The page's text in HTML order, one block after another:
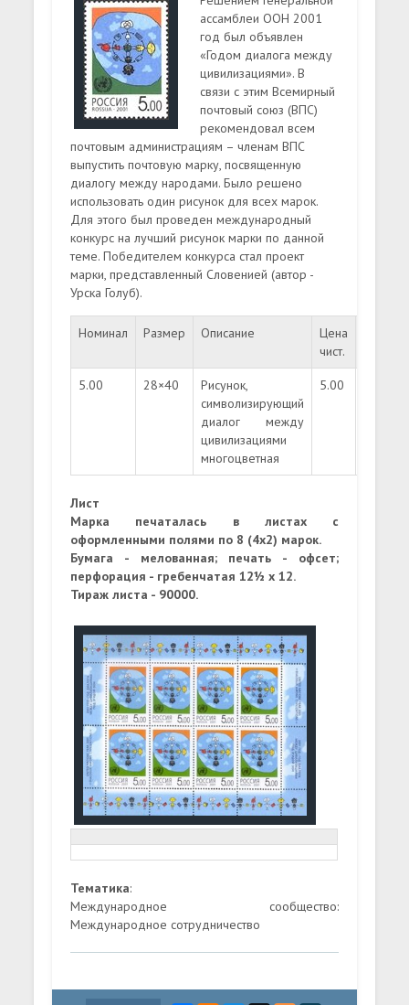
ассамблеи ООН 2001
год был объявлен
«Годом диалога между
цивилизациями». В
связи с этим Всемирный
почтовый союз (ВПС)
рекомендовал всем
почтовым администрациям – членам ВПС
выпустить почтовую марку, посвященную
диалогу между народами. Было решено
использовать один рисунок для всех марок.
Для этого был проведен международный
конкурс на лучший рисунок марки по данной
теме. Победителем конкурса стал проект
марки, представленный Словенией (автор -
Урска Голуб).
Номинал Размер Описание
Цена
чист.
5.00 28×40
Рисунок,
символизирующий
диалог между
цивилизациями
многоцветная
5.00
Лист
Марка печаталась в листах с
оформленными полями по 8 (4х2) марок.
Бумага - мелованная; печать - офсет;
перфорация - гребенчатая 12½ x 12.
Тираж листа - 90000.
Тематика:
Международное сообщество:
Международное сотрудничество